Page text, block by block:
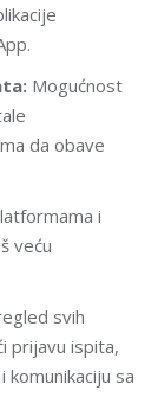
Mogućnost
da obave
i
veću
svih
prijavu ispita,
sa